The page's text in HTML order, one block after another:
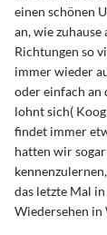
einen schönen
an, wie zuhause
Richtungen so
immer wieder
oder einfach an
lohnt sich(
findet immer
hatten wir
das letzte Mal
Wiedersehen in